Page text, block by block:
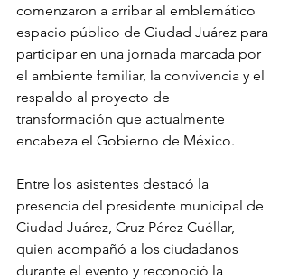
comenzaron a arribar al emblemático
espacio público de Ciudad Juárez para
participar en una jornada marcada por
el ambiente familiar, la convivencia y el
respaldo al proyecto de
transformación que actualmente
encabeza el Gobierno de México.
Entre los asistentes destacó la
presencia del presidente municipal de
Ciudad Juárez, Cruz Pérez Cuéllar,
quien acompañó a los ciudadanos
durante el evento y reconoció la